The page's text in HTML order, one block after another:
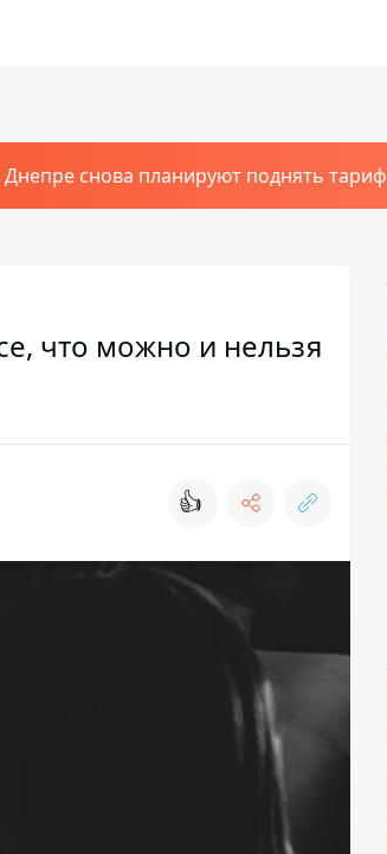
Днепре снова планируют поднять тариф
что можно и нельзя
👍